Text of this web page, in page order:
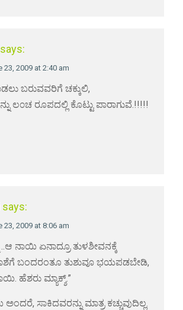
says:
23, 2009 at 2:40 am
ಬರುವವರಿಗೆ ಚಕ್ಕುಲಿ,
ಲ೦ಚ ರೂಪದಲ್ಲಿ ಕೊಟ್ಟು ಪಾರಾಗುವೆ.!!!!!
says:
23, 2009 at 8:06 am
ನಾಯಿ ಏನಾದ್ರೂ ತುಳಶೀವನಕ್ಕೆ
ಬಂದರಂತೂ ತುಶುವೂ ಭಯಪಡಬೇಡಿ,
ಹೆಶರು ಮ್ಯಾಕ್ಶ್.”
ಸಾಕಿದವರನ್ನು ಮಾತ್ರ ಕಚ್ಚುವುದಿಲ್ಲ.